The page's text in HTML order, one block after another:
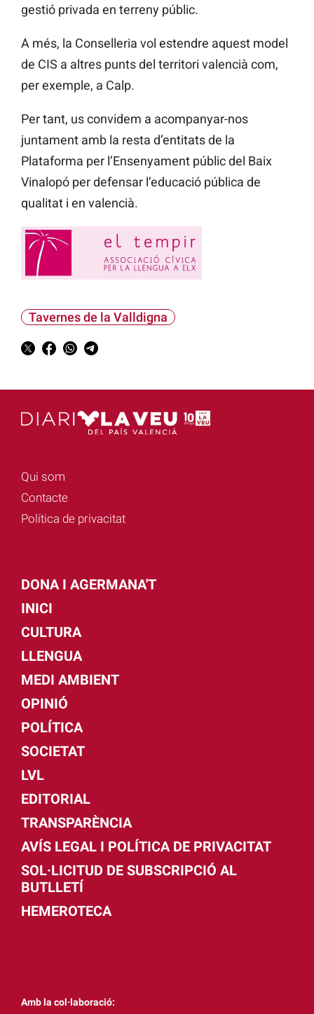
gestió privada en terreny públic.
A més, la Conselleria vol estendre aquest model
de CIS a altres punts del territori valencià com,
per exemple, a Calp.
Per tant, us convidem a acompanyar-nos
juntament amb la resta d’entitats de la
Plataforma per l’Ensenyament públic del Baix
Vinalopó per defensar l’educació pública de
qualitat i en valencià.
Tavernes de la Valldigna
Qui som
Contacte
Política de privacitat
DONA I AGERMANA'T
INICI
CULTURA
LLENGUA
MEDI AMBIENT
OPINIÓ
POLÍTICA
SOCIETAT
LVL
EDITORIAL
TRANSPARÈNCIA
AVÍS LEGAL I POLÍTICA DE PRIVACITAT
SOL·LICITUD DE SUBSCRIPCIÓ AL
BUTLLETÍ
HEMEROTECA
Amb la col·laboració: